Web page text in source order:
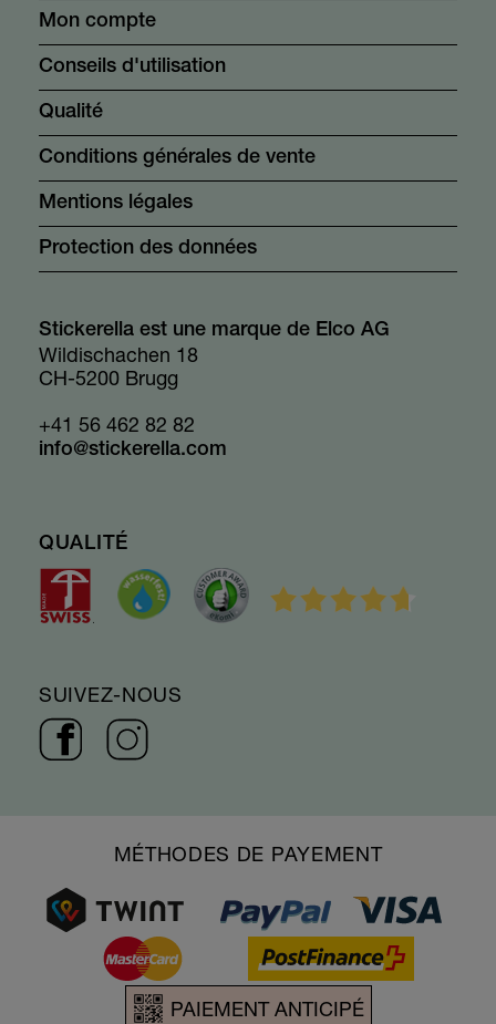
Mon compte
Conseils d'utilisation
Qualité
Conditions générales de vente
Mentions légales
Protection des données
Stickerella est une marque de Elco AG
Wildischachen 18
CH-5200 Brugg
+41 56 462 82 82
info@stickerella.com
QUALITÉ
SUIVEZ-NOUS
MÉTHODES DE PAYEMENT
PAIEMENT ANTICIPÉ